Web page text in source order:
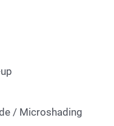
/ Microshading